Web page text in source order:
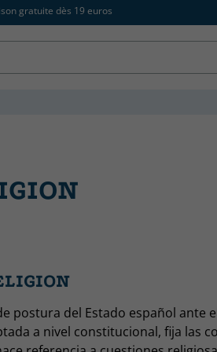
gratuite dès 19 euros
postura del Estado español ante
a nivel constitucional, fija las